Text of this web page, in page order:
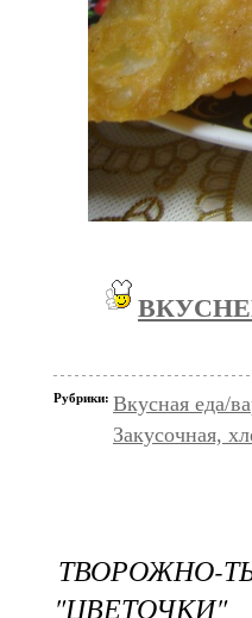
Рубрики: Вкусная еда/
Закусочная,
"ЦВЕТОЧКИ"